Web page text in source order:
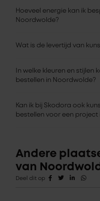
Hoeveel energie kan ik
Noordwolde?
Wat is de levertijd van
In welke kleuren en stijlen
bestellen in Noordwolde?
Kan ik bij Skodora ook
bestellen voor een project
Andere
van
Deel dit op